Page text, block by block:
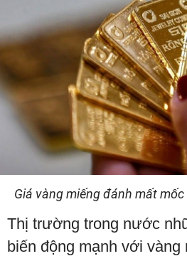
Giá vàng miếng đánh mất
Thị trường trong nước
biến động mạnh với vàng